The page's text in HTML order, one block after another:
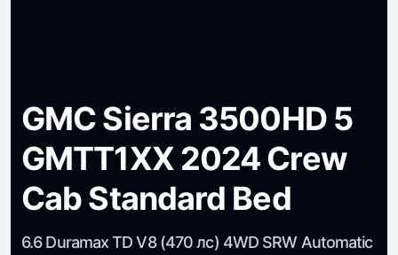
GMC Sierra 3500HD 5
GMTT1XX 2024 Crew
Cab Standard Bed
6.6 Duramax TD V8 (470 лс) 4WD SRW Automatic